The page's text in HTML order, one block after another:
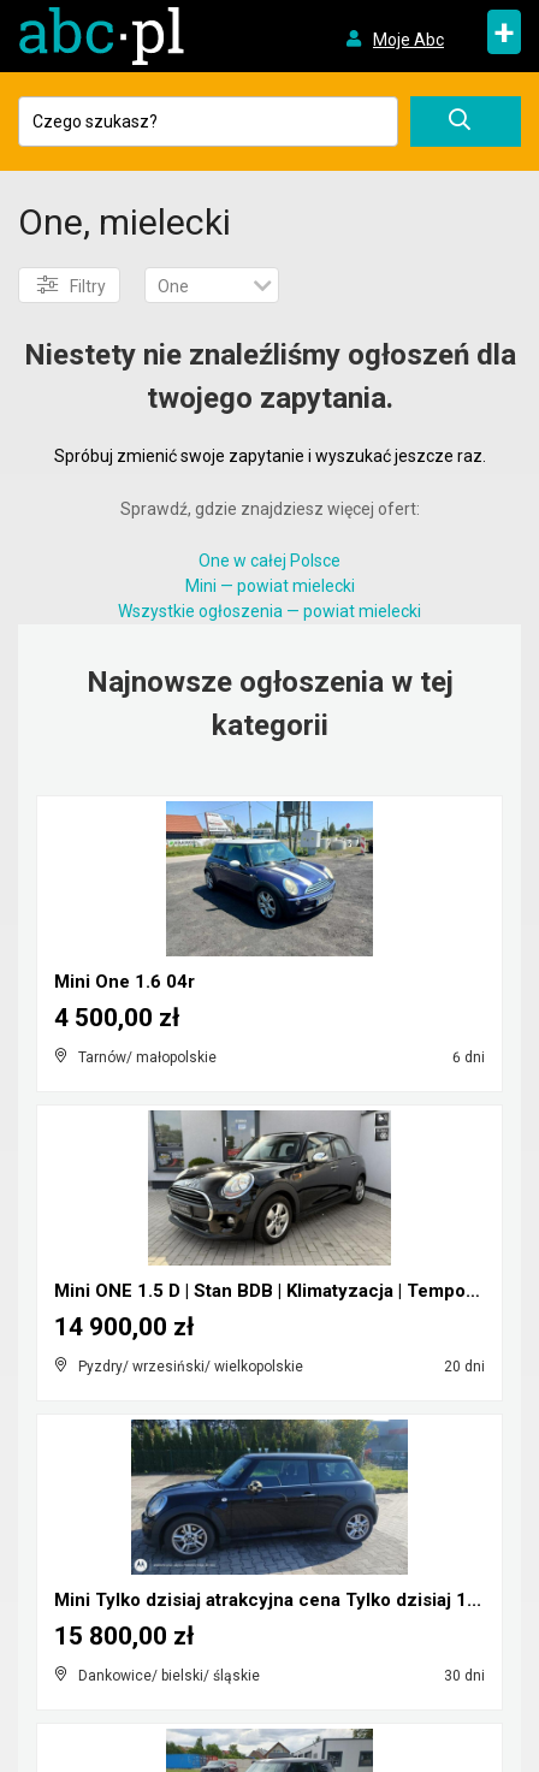
Moje Abc +
One, mielecki
Filtry One
Niestety nie znaleźliśmy ogłoszeń dla
twojego zapytania.
Spróbuj zmienić swoje zapytanie i wyszukać jeszcze raz.
Sprawdź, gdzie znajdziesz więcej ofert:
One w całej Polsce
Mini — powiat mielecki
Wszystkie ogłoszenia — powiat mielecki
Najnowsze ogłoszenia w tej
kategorii
Mini One 1.6 04r
Tarnów/ małopolskie 6 dni
4 500,00 zł
Mini ONE 1.5 D | Stan BDB | Klimatyzacja | Tempoma...
Pyzdry/ wrzesiński/ wielkopolskie 20 dni
14 900,00 zł
Mini Tylko dzisiaj atrakcyjna cena Tylko dzisiaj 1...
Dankowice/ bielski/ śląskie 30 dni
15 800,00 zł